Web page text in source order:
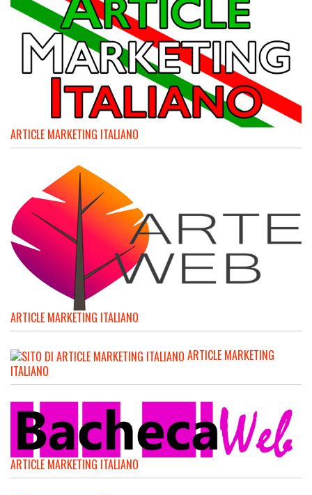
ARTICLE MARKETING ITALIANO
ARTICLE MARKETING ITALIANO
ARTICLE MARKETING
ITALIANO
ARTICLE MARKETING ITALIANO